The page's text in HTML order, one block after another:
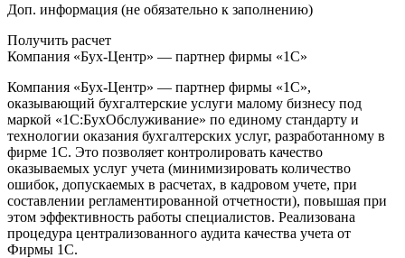
Доп. информация (не обязательно к заполнению)
Получить расчет
Компания «Бух-Центр» — партнер фирмы «1С»
Компания «Бух-Центр» — партнер фирмы «1С»,
оказывающий бухгалтерские услуги малому бизнесу под
маркой «1С:БухОбслуживание» по единому стандарту и
технологии оказания бухгалтерских услуг, разработанному в
фирме 1С. Это позволяет контролировать качество
оказываемых услуг учета (минимизировать количество
ошибок, допускаемых в расчетах, в кадровом учете, при
составлении регламентированной отчетности), повышая при
этом эффективность работы специалистов. Реализована
процедура централизованного аудита качества учета от
Фирмы 1С.